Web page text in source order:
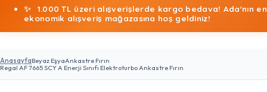
✨
1.000 TL üzeri alışverişlerde kargo bedava! Ada'nın en
ekonomik alışveriş mağazasına hoş geldiniz!
AnasayfaBeyaz EşyaAnkastre Fırın
Regal AF 7665 SCY A Enerji Sınıfı Elektroturbo Ankastre Fırın